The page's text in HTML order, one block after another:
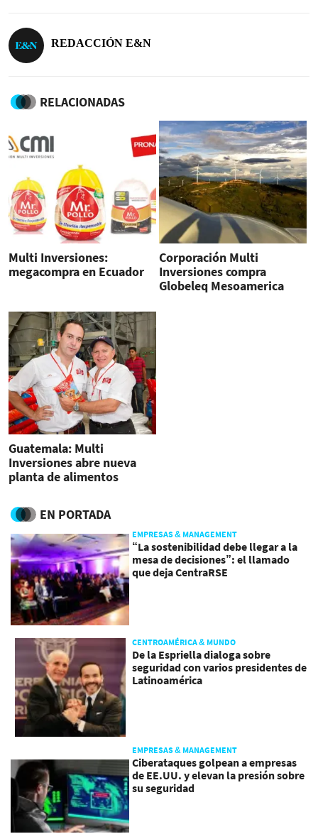
REDACCIÓN E&N
RELACIONADAS
Multi Inversiones:
megacompra en Ecuador
Corporación Multi
Inversiones compra
Globeleq Mesoamerica
Guatemala: Multi
Inversiones abre nueva
planta de alimentos
EN PORTADA
EMPRESAS & MANAGEMENT
“La sostenibilidad debe llegar a la
mesa de decisiones”: el llamado
que deja CentraRSE
CENTROAMÉRICA & MUNDO
De la Espriella dialoga sobre
seguridad con varios presidentes de
Latinoamérica
EMPRESAS & MANAGEMENT
Ciberataques golpean a empresas
de EE.UU. y elevan la presión sobre
su seguridad